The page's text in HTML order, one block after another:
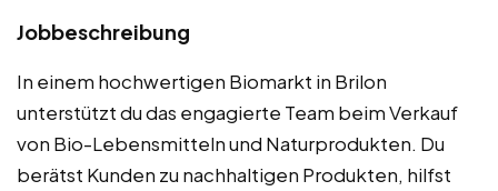
Jobbeschreibung
In einem hochwertigen Biomarkt in Brilon
unterstützt du das engagierte Team beim Verkauf
von Bio-Lebensmitteln und Naturprodukten. Du
berätst Kunden zu nachhaltigen Produkten, hilfst